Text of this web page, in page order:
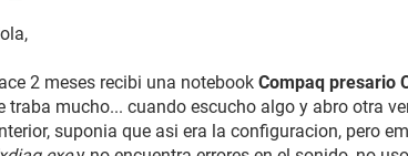
2 meses recibi una notebook Compaq presario
traba mucho... cuando escucho algo y abro otra
suponia que asi era la configuracion, pero